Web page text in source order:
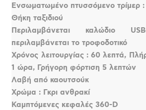
Ενσωματωμένο πτυσσόμενο τρίμερ
Θήκη ταξιδιού
Περιλαμβάνεται καλώδιο
περιλαμβάνεται το τροφοδοτικό
Χρόνος λειτουργίας : 60 λεπτά,
1 ώρα, Γρήγορη φόρτιση 5 λεπτών
Λαβή από καουτσούκ
Χρώμα : Γκρι ανθρακί
Καμπτόμενες κεφαλές 360-D